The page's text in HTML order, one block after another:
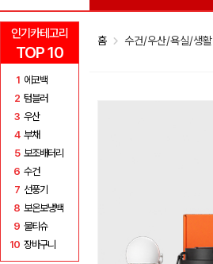
인기카테고리
TOP 10
1 에코백
2 텀블러
3 우산
4 부채
5 보조배터리
6 수건
7 선풍기
8 보온보냉백
9 물티슈
10 장바구니
홈 수건/우산/욕실/생활